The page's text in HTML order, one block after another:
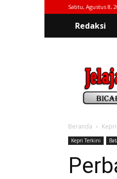
Sabtu, Agustus 8,
Redaksi
Beranda
Kepri Terkini